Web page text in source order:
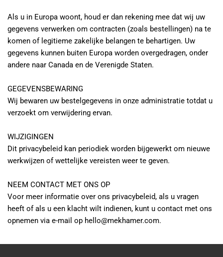
Als u in Europa woont, houd er dan rekening mee dat wij uw
gegevens verwerken om contracten (zoals bestellingen) na te
komen of legitieme zakelijke belangen te behartigen. Uw
gegevens kunnen buiten Europa worden overgedragen, onder
andere naar Canada en de Verenigde Staten.
GEGEVENSBEWARING
Wij bewaren uw bestelgegevens in onze administratie totdat u
verzoekt om verwijdering ervan.
WIJZIGINGEN
Dit privacybeleid kan periodiek worden bijgewerkt om nieuwe
werkwijzen of wettelijke vereisten weer te geven.
NEEM CONTACT MET ONS OP
Voor meer informatie over ons privacybeleid, als u vragen
heeft of als u een klacht wilt indienen, kunt u contact met ons
opnemen via e-mail op hello@mekhamer.com.